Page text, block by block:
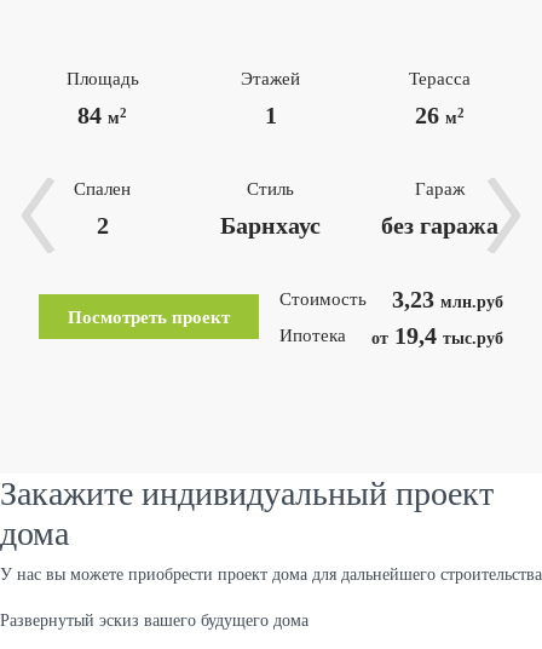
Площадь
84м2
Этажей
1
Терасса
26 м2
Спален
2
Стиль
Барнхаус
Гараж
без гаража
Стоимость 3,23млн.руб
Ипотека от 19,4тыс.руб
Посмотреть проект
Закажите индивидуальный проект
дома
У нас вы можете приобрести проект дома для дальнейшего строительства
Развернутый эскиз вашего будущего дома